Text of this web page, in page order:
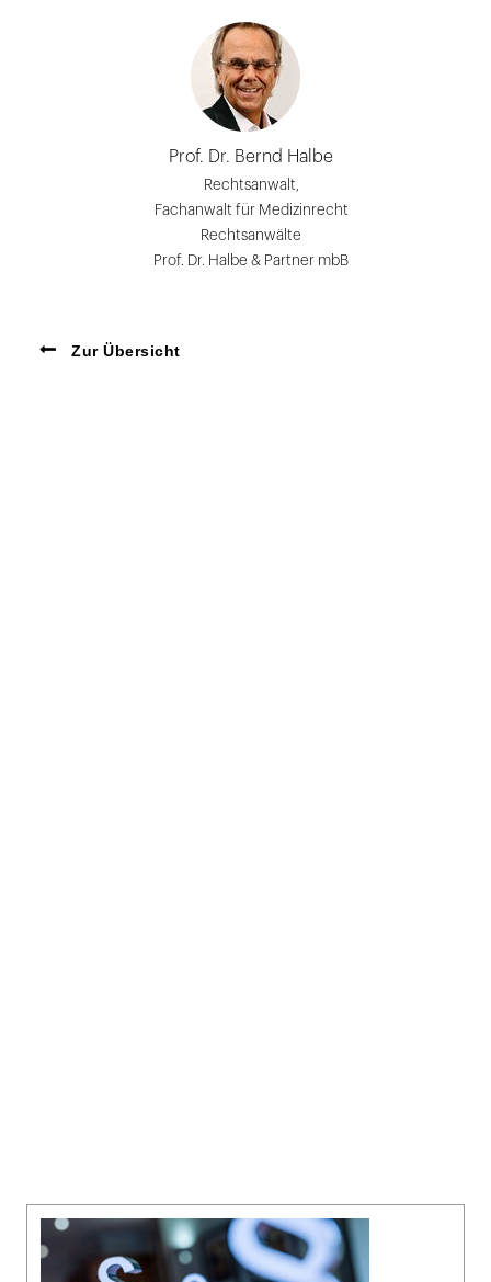
Prof. Dr. Bernd Halbe
Rechtsanwalt,
Fachanwalt für Medizinrecht
Rechtsanwälte
Prof. Dr. Halbe & Partner mbB
Zur Übersicht